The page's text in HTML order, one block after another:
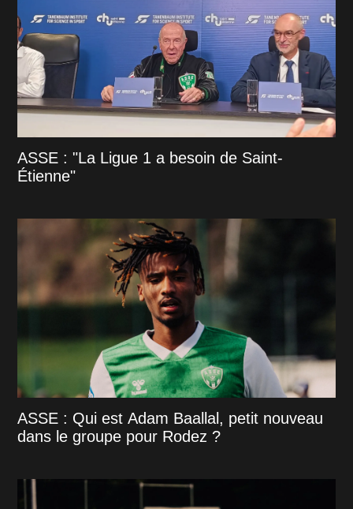
ASSE : "La Ligue 1 a besoin de Saint-
Étienne"
ASSE : Qui est Adam Baallal, petit nouveau
dans le groupe pour Rodez ?